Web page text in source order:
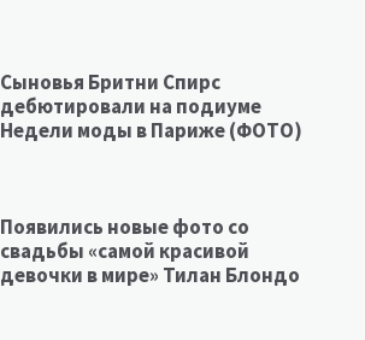
Сыновья Бритни Спирс
дебютировали на подиуме
Недели моды в Париже (ФОТО)
Появились новые фото со
свадьбы «самой красивой
девочки в мире» Тилан Блондо